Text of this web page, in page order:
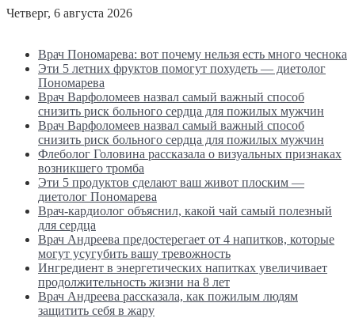
Четверг, 6 августа 2026
Врач Пономарева: вот почему нельзя есть много чеснока
Эти 5 летних фруктов помогут похудеть — диетолог
Пономарева
Врач Варфоломеев назвал самый важный способ
снизить риск больного сердца для пожилых мужчин
Врач Варфоломеев назвал самый важный способ
снизить риск больного сердца для пожилых мужчин
Флеболог Головина рассказала о визуальных признаках
возникшего тромба
Эти 5 продуктов сделают ваш живот плоским —
диетолог Пономарева
Врач-кардиолог объяснил, какой чай самый полезный
для сердца
Врач Андреева предостерегает от 4 напитков, которые
могут усугубить вашу тревожность
Ингредиент в энергетических напитках увеличивает
продолжительность жизни на 8 лет
Врач Андреева рассказала, как пожилым людям
защитить себя в жару